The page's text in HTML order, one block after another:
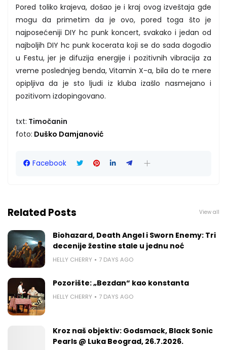
Pored toliko krajeva, došao je i kraj ovog izveštaja gde
mogu da primetim da je ovo, pored toga što je
najposećeniji DIY hc punk koncert, svakako i jedan od
najboljih DIY hc punk kocerata koji se do sada dogodio
u Festu, jer je difuzija energije i pozitivnih vibracija za
vreme poslednjeg benda, Vitamin X-a, bila do te mere
opipljiva da je sto ljudi iz kluba izašlo nasmejano i
pozitivom izdopingovano.
txt: Timočanin
foto: Duško Damjanović
Facebook
Related Posts View all
Biohazard, Death Angel i Sworn Enemy: Tri
decenije žestine stale u jednu noć
HELLY CHERRY 7 DAYS AGO
Pozorište: „Bezdan“ kao konstanta
HELLY CHERRY 7 DAYS AGO
Kroz naš objektiv: Godsmack, Black Sonic
Pearls @ Luka Beograd, 26.7.2026.